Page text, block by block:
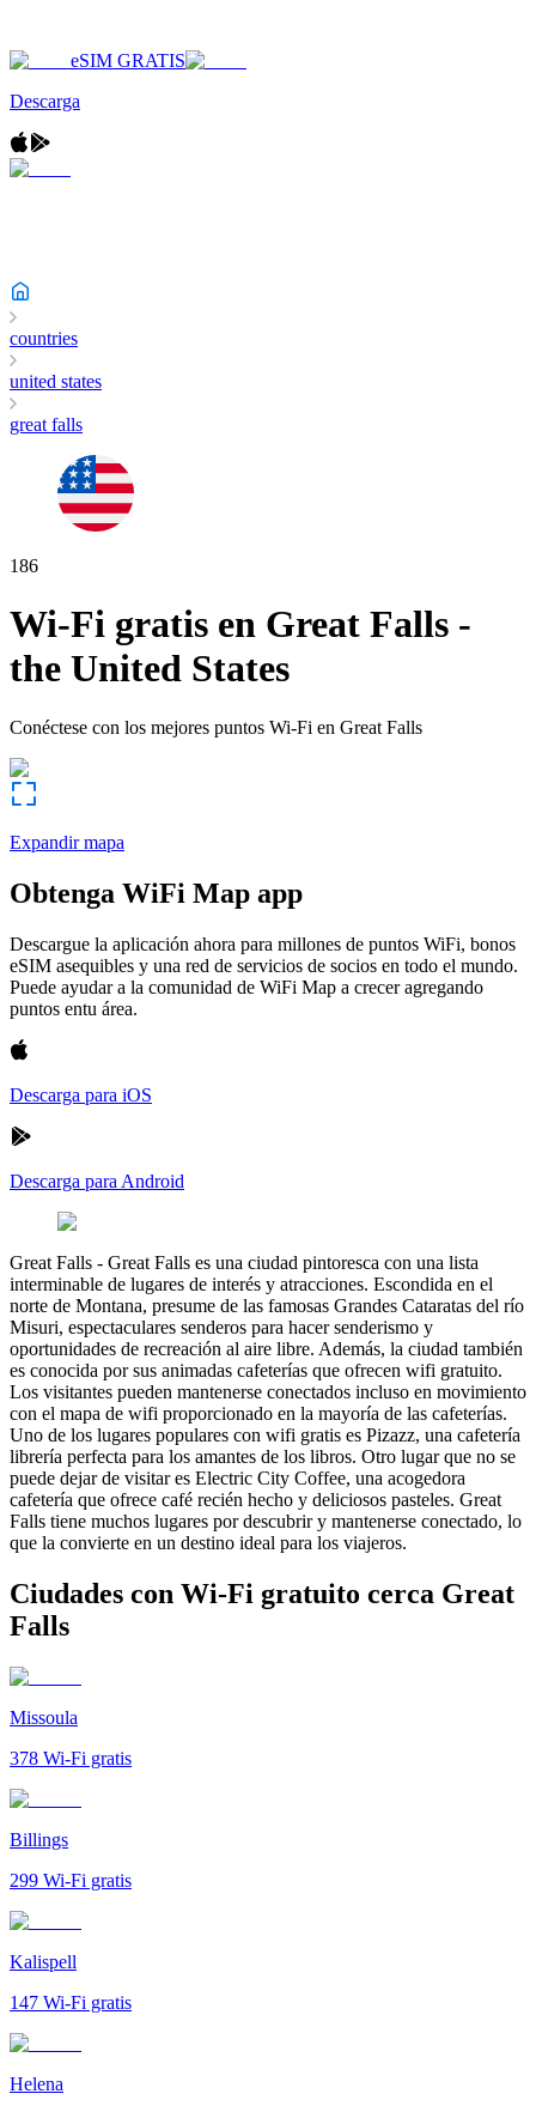
eSIM GRATIS
Descarga
countries
united states
great falls
186
Wi-Fi gratis en Great Falls -
the United States
Conéctese con los mejores puntos Wi-Fi en Great Falls
Expandir mapa
Obtenga WiFi Map app
Descargue la aplicación ahora para millones de puntos WiFi, bonos
eSIM asequibles y una red de servicios de socios en todo el mundo.
Puede ayudar a la comunidad de WiFi Map a crecer agregando
puntos entu área.
Descarga para iOS
Descarga para Android
Great Falls - Great Falls es una ciudad pintoresca con una lista
interminable de lugares de interés y atracciones. Escondida en el
norte de Montana, presume de las famosas Grandes Cataratas del río
Misuri, espectaculares senderos para hacer senderismo y
oportunidades de recreación al aire libre. Además, la ciudad también
es conocida por sus animadas cafeterías que ofrecen wifi gratuito.
Los visitantes pueden mantenerse conectados incluso en movimiento
con el mapa de wifi proporcionado en la mayoría de las cafeterías.
Uno de los lugares populares con wifi gratis es Pizazz, una cafetería
librería perfecta para los amantes de los libros. Otro lugar que no se
puede dejar de visitar es Electric City Coffee, una acogedora
cafetería que ofrece café recién hecho y deliciosos pasteles. Great
Falls tiene muchos lugares por descubrir y mantenerse conectado, lo
que la convierte en un destino ideal para los viajeros.
Ciudades con Wi-Fi gratuito cerca Great
Falls
Missoula
378 Wi-Fi gratis
Billings
299 Wi-Fi gratis
Kalispell
147 Wi-Fi gratis
Helena